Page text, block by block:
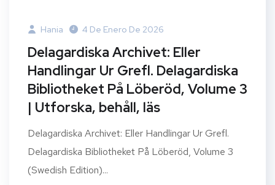
Hania 4 De Enero De 2026
Delagardiska Archivet: Eller
Handlingar Ur Grefl. Delagardiska
Bibliotheket På Löberöd, Volume 3
| Utforska, behåll, läs
Delagardiska Archivet: Eller Handlingar Ur Grefl.
Delagardiska Bibliotheket På Löberöd, Volume 3
(Swedish Edition)...